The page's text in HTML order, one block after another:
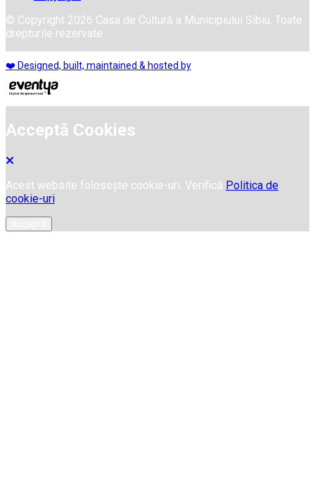
© Copyright 2026 Casa de Cultură a Municipiului Sibiu. Toate
drepturile rezervate
❤️ Designed, built, maintained & hosted by
Acceptă Cookies
Acest website folosește cookie-uri. Verifică Politica de
cookie-uri